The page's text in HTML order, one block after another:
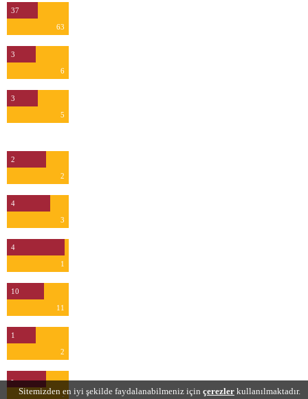
37
63
3
6
3
5
2
2
4
3
4
1
10
11
1
2
-
-
Sitemizden en iyi şekilde faydalanabilmeniz için çerezler kullanılmaktadır.